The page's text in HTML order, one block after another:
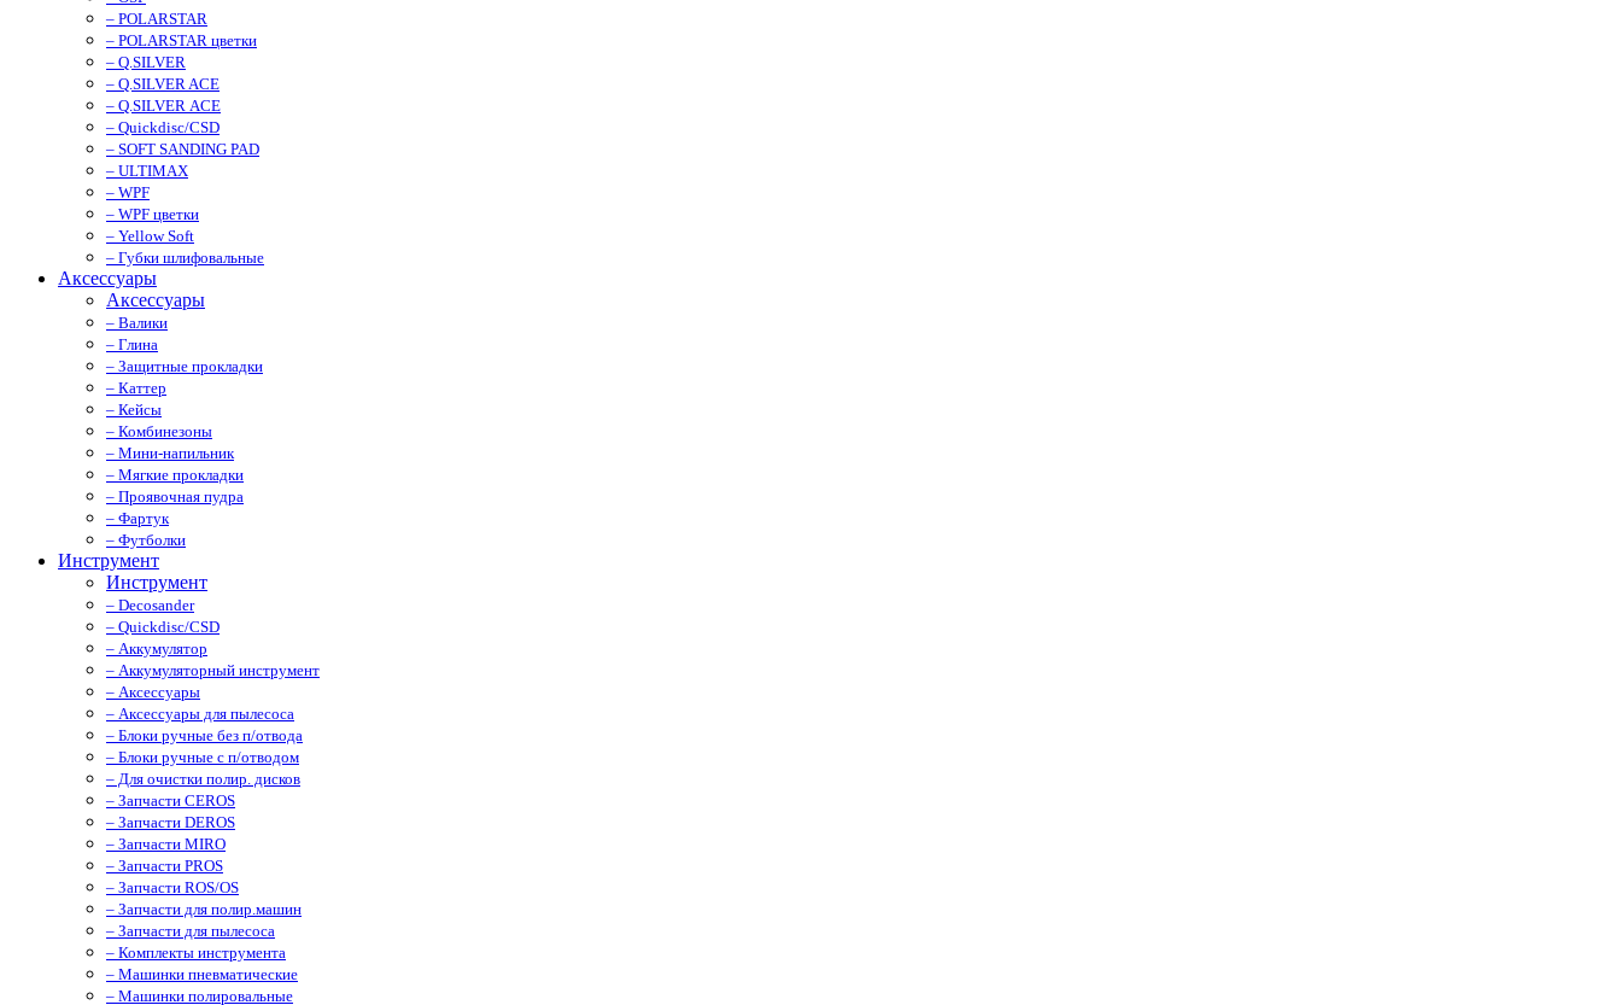
– POLARSTAR
– POLARSTAR цветки
– Q.SILVER
– Q.SILVER ACE
– Q.SILVER ACE
– Quickdisc/CSD
– SOFT SANDING PAD
– ULTIMAX
– WPF
– WPF цветки
– Yellow Soft
– Губки шлифовальные
Аксессуары
Аксессуары
– Валики
– Глина
– Защитные прокладки
– Каттер
– Кейсы
– Комбинезоны
– Мини-напильник
– Мягкие прокладки
– Проявочная пудра
– Фартук
– Футболки
Инструмент
Инструмент
– Decosander
– Quickdisc/CSD
– Аккумулятор
– Аккумуляторный инструмент
– Аксессуары
– Аксессуары для пылесоса
– Блоки ручные без п/отвода
– Блоки ручные с п/отводом
– Для очистки полир. дисков
– Запчасти CEROS
– Запчасти DEROS
– Запчасти MIRO
– Запчасти PROS
– Запчасти ROS/OS
– Запчасти для полир.машин
– Запчасти для пылесоса
– Комплекты инструмента
– Машинки пневматические
– Машинки полировальные